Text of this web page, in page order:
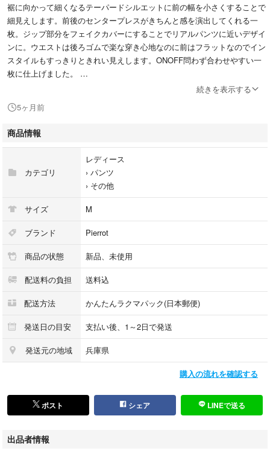
裾に向かって細くなるテーパードシルエットに前の幅を小さくすることで
細見えします。前後のセンタープレスがきちんと感を演出してくれる一
枚。ジップ部分をフェイクカバーにすることでリアルパンツに近いデザイ
ンに。ウエストは後ろゴムで楽な穿き心地なのに前はフラットなのでイン
スタイルもすっきりときれい見えします。ONOFF問わず合わせやすい一
枚に仕上げました。
透け感(濃色)：なし
伸縮性：若干あり
ポケット：あり(※バックポケットはフェイク)
【ブランド】
marvelous by Pierrot（マーベラスバイピエロ）
【カラー】ピンク系 ベージュピンク
ウエスト65-92 ヒップ96 股上(前)28(後)36.5
股下64 もも周り59 すそ周り30
【素材】 ポリエステル80% レーヨン16% ポリウレタン4%
【状態】 新品未使用タグ付き
#m
#ピンク
#オールシーズン
#ママコーデ
#脚長パンツ
続きを表示する
5ヶ月前
商品情報
カテゴリ
レディース
› パンツ
› その他
サイズ M
ブランド Pierrot
商品の状態 新品、未使用
配送料の負担 送料込
配送方法 かんたんラクマパック(日本郵便)
発送日の目安 支払い後、1～2日で発送
発送元の地域 兵庫県
購入の流れを確認する
ポスト シェア LINEで送る
出品者情報